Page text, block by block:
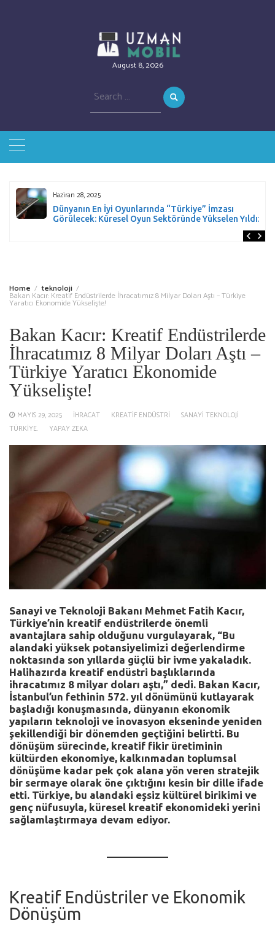
August 8, 2026
Search
Haziran 28, 2025
Dünyanın En İyi Oyunlarında “Türkiye” İmzası
Görülecek: Küresel Oyun Sektöründe Yükselen Yıldız!
Home teknoloji
Bakan Kacır: Kreatif Endüstrilerde İhracatımız 8 Milyar Doları Aştı – Türkiye
Yaratıcı Ekonomide Yükselişte!
Bakan Kacır: Kreatif Endüstrilerde
İhracatımız 8 Milyar Doları Aştı –
Türkiye Yaratıcı Ekonomide
Yükselişte!
MAYIS 29, 2025 IHRACAT KREATIF ENDÜSTRI
SANAYI TEKNOLOJI
TÜRKIYE.
YAPAY ZEKA
Sanayi ve Teknoloji Bakanı Mehmet Fatih Kacır,
Türkiye’nin kreatif endüstrilerde önemli
avantajlara sahip olduğunu vurgulayarak, “Bu
alandaki yüksek potansiyelimizi değerlendirme
noktasında son yıllarda güçlü bir ivme yakaladık.
Halihazırda kreatif endüstri başlıklarında
ihracatımız 8 milyar doları aştı,” dedi. Bakan Kacır,
İstanbul’un fethinin 572. yıl dönümünü kutlayarak
başladığı konuşmasında, dünyanın ekonomik
yapıların teknoloji ve inovasyon ekseninde yeniden
şekillendiği bir dönemden geçtiğini belirtti. Bu
dönüşüm sürecinde, kreatif fikir üretiminin
kültürden ekonomiye, kalkınmadan toplumsal
dönüşüme kadar pek çok alana yön veren stratejik
bir sermaye olarak öne çıktığını kesin bir dille ifade
etti. Türkiye, bu alandaki eşsiz kültürel birikimi ve
genç nüfusuyla, küresel kreatif ekonomideki yerini
sağlamlaştırmaya devam ediyor.
Kreatif Endüstriler ve Ekonomik
Dönüşüm